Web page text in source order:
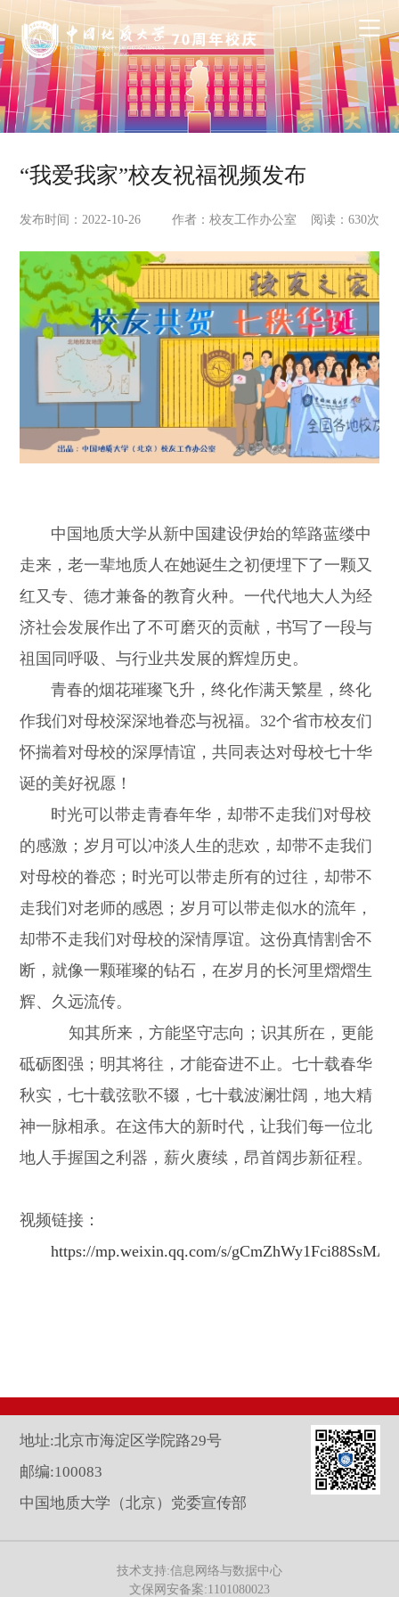
“我爱我家”校友祝福视频发布
发布时间：2022-10-26 作者：校友工作办公室 阅读：630次
中国地质大学从新中国建设伊始的筚路蓝缕中
走来，老一辈地质人在她诞生之初便埋下了一颗又
红又专、德才兼备的教育火种。一代代地大人为经
济社会发展作出了不可磨灭的贡献，书写了一段与
祖国同呼吸、与行业共发展的辉煌历史。
青春的烟花璀璨飞升，终化作满天繁星，终化
作我们对母校深深地眷恋与祝福。32个省市校友们
怀揣着对母校的深厚情谊，共同表达对母校七十华
诞的美好祝愿！
时光可以带走青春年华，却带不走我们对母校
的感激；岁月可以冲淡人生的悲欢，却带不走我们
对母校的眷恋；时光可以带走所有的过往，却带不
走我们对老师的感恩；岁月可以带走似水的流年，
却带不走我们对母校的深情厚谊。这份真情割舍不
断，就像一颗璀璨的钻石，在岁月的长河里熠熠生
辉、久远流传。
知其所来，方能坚守志向；识其所在，更能
砥砺图强；明其将往，才能奋进不止。七十载春华
秋实，七十载弦歌不辍，七十载波澜壮阔，地大精
神一脉相承。在这伟大的新时代，让我们每一位北
地人手握国之利器，薪火赓续，昂首阔步新征程。
视频链接：
https://mp.weixin.qq.com/s/
地址:北京市海淀区学院路29号
邮编:100083
中国地质大学（北京）党委宣传部
技术支持:信息网络与数据中心
文保网安备案:1101080023